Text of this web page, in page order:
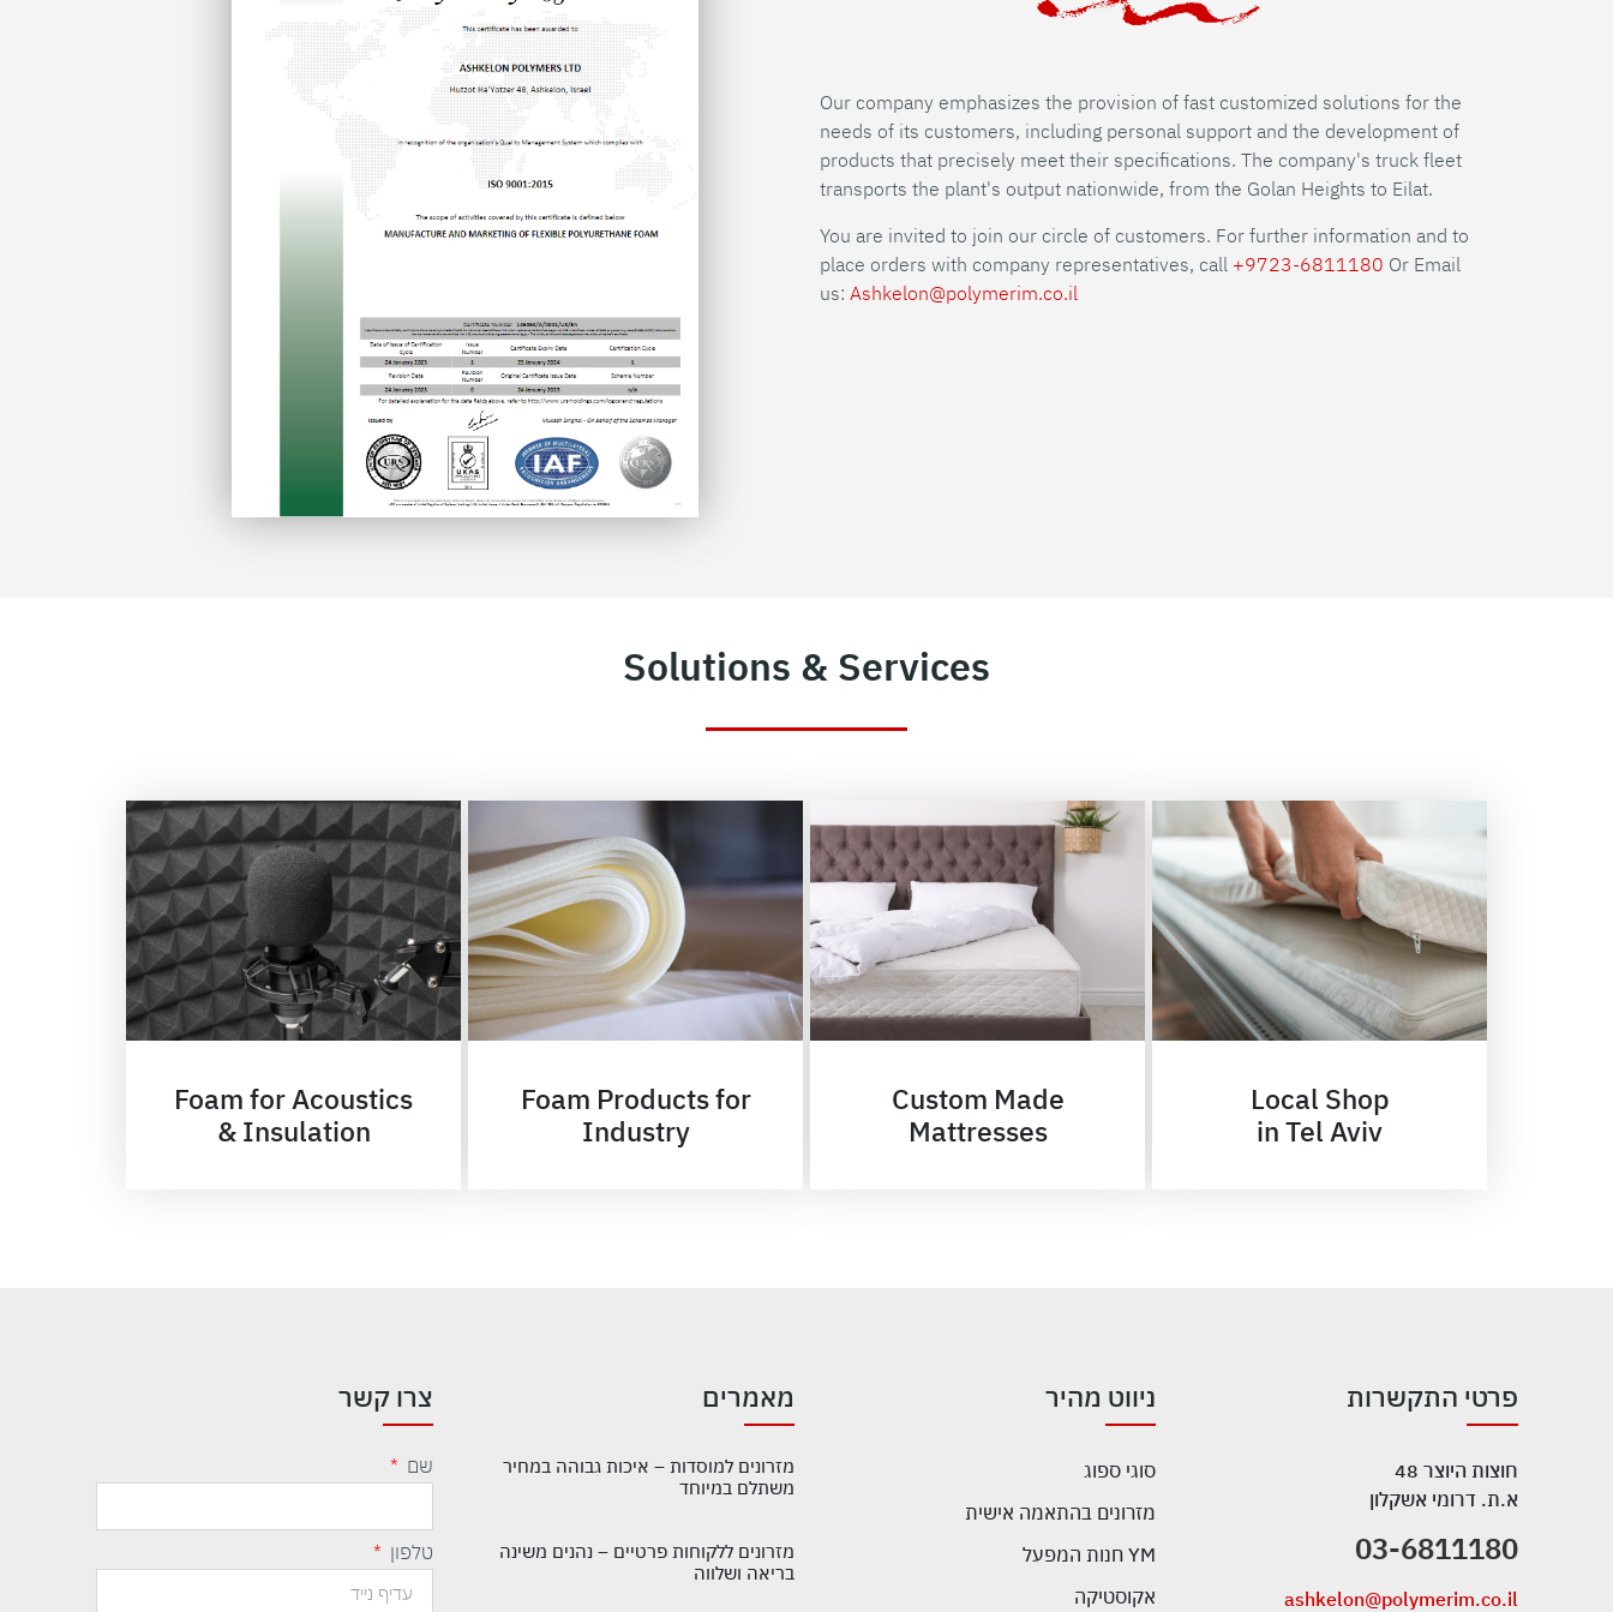
Our company emphasizes the provision of fast customized solutions for the
needs of its customers, including personal support and the development of
products that precisely meet their specifications. The company's truck fleet
transports the plant's output nationwide, from the Golan Heights to Eilat.
You are invited to join our circle of customers. For further information and to
place orders with company representatives, call +9723-6811180 Or Email
us: Ashkelon@polymerim.co.il
Solutions & Services
Local Shop
in Tel Aviv
Custom Made
Mattresses
Foam Products for
Industry
Foam for Acoustics
& Insulation
פרטי התקשרות
חוצות היוצר 48
א.ת. דרומי אשקלון
03-6811180
ashkelon@polymerim.co.il
ניווט מהיר
סוגי ספוג
מזרונים בהתאמה אישית
YM חנות המפעל
אקוסטיקה
מאמרים
מזרונים למוסדות – איכות גבוהה במחיר
משתלם במיוחד
מזרונים ללקוחות פרטיים – נהנים משינה
בריאה ושלווה
צרו קשר
שם
טלפון